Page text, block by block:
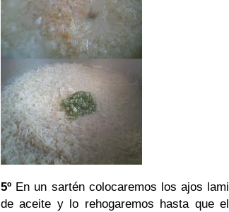
5º En un sartén colocaremos los ajos
de aceite y lo rehogaremos hasta que